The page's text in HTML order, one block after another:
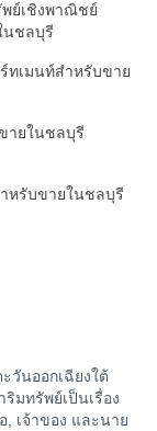
ย์เชิงพาณิชย์
นชลบุรี
ทเมนท์สำหรับขาย
ายในชลบุรี
หรับขายในชลบุรี
วันออกเฉียงใต้
มทรัพย์เป็นเรื่อง
เจ้าของ และนาย